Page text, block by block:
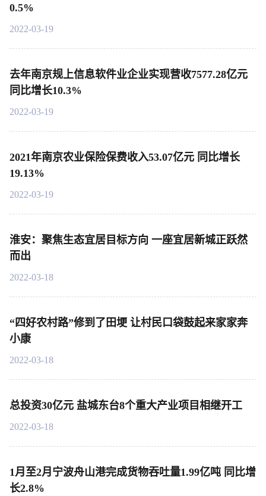
0.5%
2022-03-19
去年南京规上信息软件业企业实现营收7577.28亿元
同比增长10.3%
2022-03-19
2021年南京农业保险保费收入53.07亿元 同比增长
19.13%
2022-03-19
淮安：聚焦生态宜居目标方向 一座宜居新城正跃然
而出
2022-03-18
“四好农村路”修到了田埂 让村民口袋鼓起来家家奔
小康
2022-03-18
总投资30亿元 盐城东台8个重大产业项目相继开工
2022-03-18
1月至2月宁波舟山港完成货物吞吐量1.99亿吨 同比增
长2.8%